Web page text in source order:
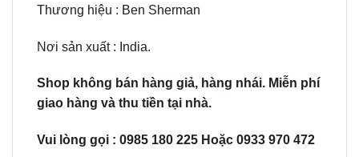
Thương hiệu : Ben Sherman
Nơi sản xuất : India.
Shop không bán hàng giả, hàng nhái. Miễn phí
giao hàng và thu tiền tại nhà.
Vui lòng gọi : 0985 180 225 Hoặc 0933 970 472